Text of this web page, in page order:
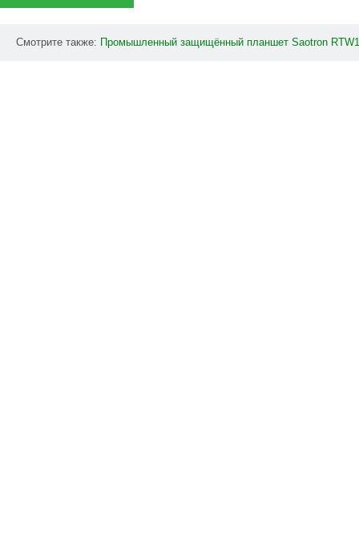
Смотрите также: Промышленный защищённый планшет Saotron